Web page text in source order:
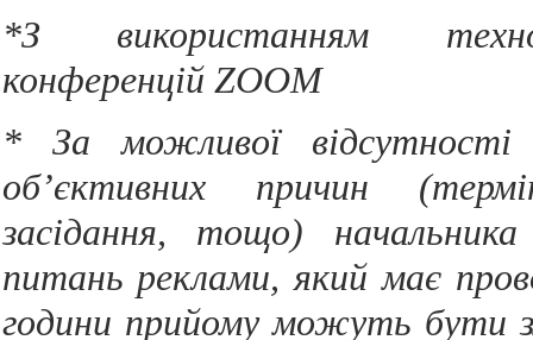
*З використанням
конференцій ZOOM
* За можливої
об’єктивних причин
засідання, тощо)
питань реклами, який має
години прийому можуть бути